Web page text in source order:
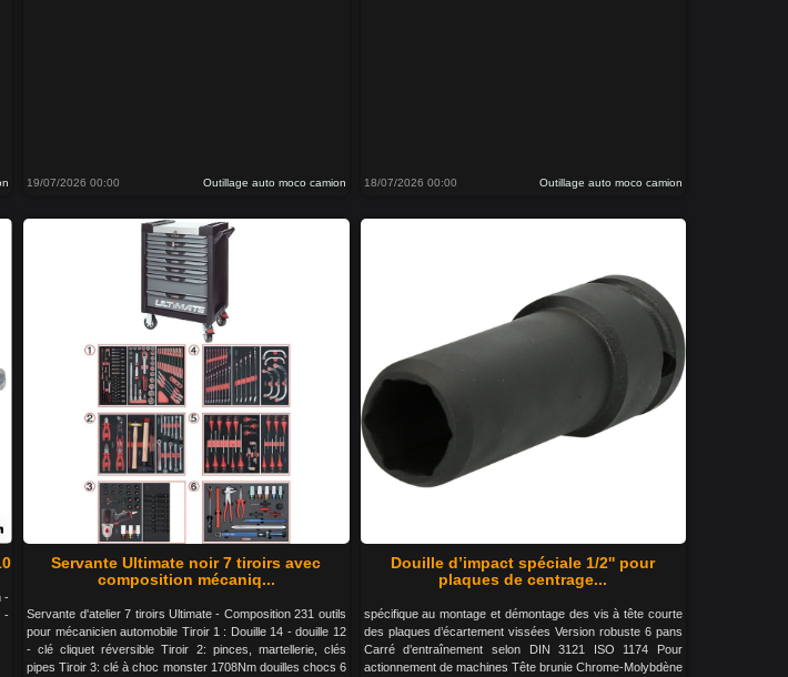
19/07/2026 00:00 Outillage auto moco camion 18/07/2026 00:00 Outillage auto moco camion
-
-
Servante Ultimate noir 7 tiroirs avec
composition mécaniq...
Servante d'atelier 7 tiroirs Ultimate - Composition 231 outils
pour mécanicien automobile Tiroir 1 : Douille 14 - douille 12
- clé cliquet réversible Tiroir 2: pinces, martellerie, clés
pipes Tiroir 3: clé à choc monster 1708Nm douilles chocs 6
Douille d’impact spéciale 1/2'' pour
plaques de centrage...
spécifique au montage et démontage des vis à tête courte
des plaques d’écartement vissées Version robuste 6 pans
Carré d’entraînement selon DIN 3121 ISO 1174 Pour
actionnement de machines Tête brunie Chrome-Molybdène